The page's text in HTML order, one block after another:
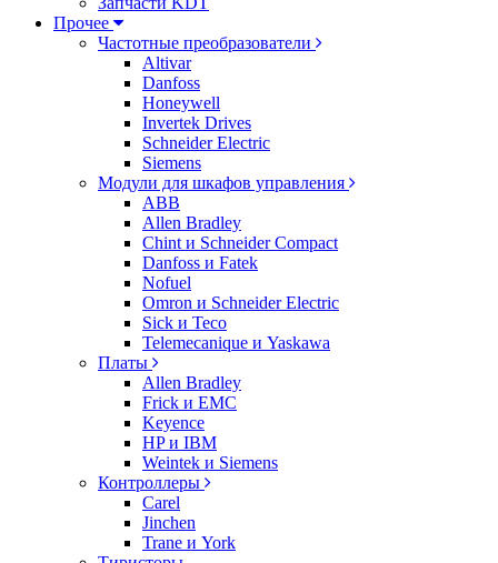
Прочее
Частотные преобразователи
Altivar
Danfoss
Honeywell
Invertek Drives
Schneider Electric
Siemens
Модули для шкафов управления
ABB
Allen Bradley
Chint и Schneider Compact
Danfoss и Fatek
Nofuel
Omron и Schneider Electric
Sick и Teco
Telemecanique и Yaskawa
Платы
Allen Bradley
Frick и EMC
Keyence
HP и IBM
Weintek и Siemens
Контроллеры
Carel
Jinchen
Trane и York